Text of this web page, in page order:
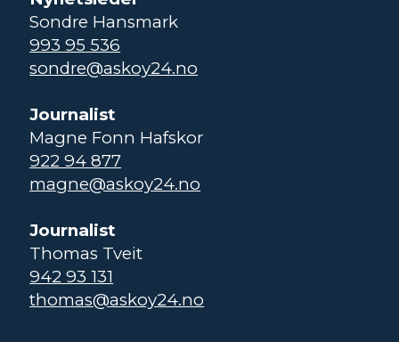
Sondre Hansmark
993 95 536
sondre@askoy24.no
Journalist
Magne Fonn Hafskor
922 94 877
magne@askoy24.no
Journalist
Thomas Tveit
942 93 131
thomas@askoy24.no